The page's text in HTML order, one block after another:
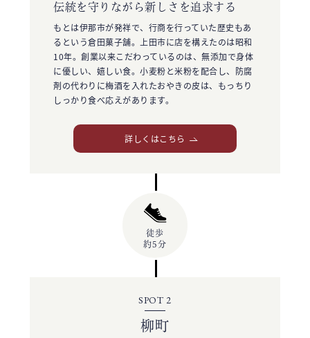
伝統を守りながら新しさを追求する
もとは伊那市が発祥で、行商を行っていた歴史もあ
るという倉田菓子舗。上田市に店を構えたのは昭和
10年。創業以来こだわっているのは、無添加で身体
に優しい、嬉しい食。小麦粉と米粉を配合し、防腐
剤の代わりに梅酒を入れたおやきの皮は、もっちり
しっかり食べ応えがあります。
詳しくはこちら
徒歩
約5分
SPOT 2
柳町